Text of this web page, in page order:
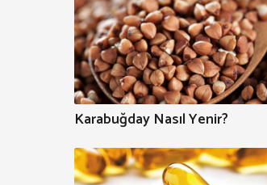
Karabuğday Nasıl Yenir?